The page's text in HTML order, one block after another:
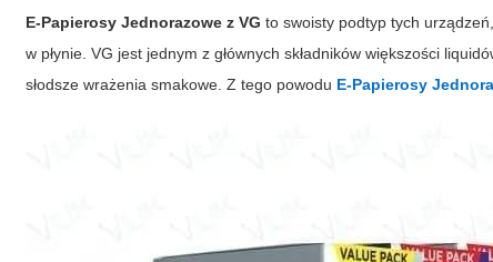
E-Papierosy Jednorazowe z VG to swoisty podtyp tych
w płynie. VG jest jednym z głównych składników większości
słodsze wrażenia smakowe. Z tego powodu E-Papierosy